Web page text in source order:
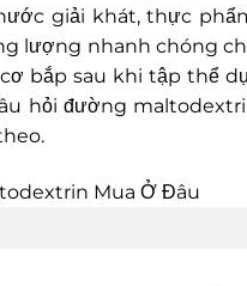
giải khát, thực
lượng nhanh chóng
bắp sau khi tập thể
hỏi đường